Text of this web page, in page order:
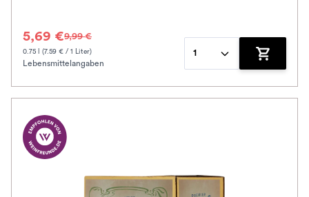
5,69 €9,99 €
0.75 l (7.59 € / 1 Liter)
Lebensmittelangaben
1
Zum